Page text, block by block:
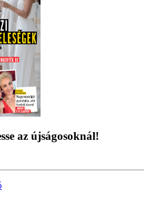
az újságosoknál!